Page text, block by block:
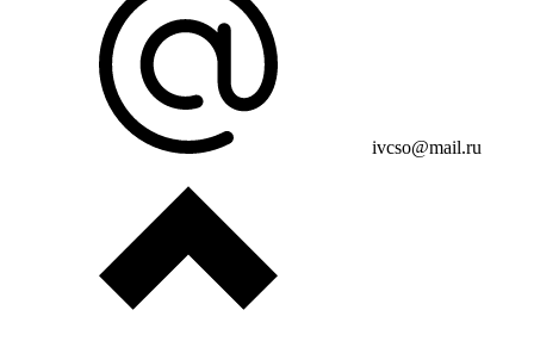
ivcso@mail.ru